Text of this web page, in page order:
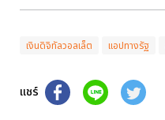
เงินดิจิทัลวอลเล็ต แอปทางรัฐ
แชร์